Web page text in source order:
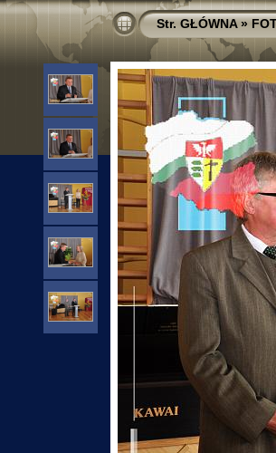
Str. GŁÓWNA»